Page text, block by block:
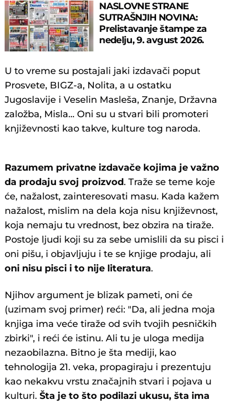
NASLOVNE STRANE
SUTRAŠNJIH NOVINA:
Prelistavanje štampe za
nedelju, 9. avgust 2026.
U to vreme su postajali jaki izdavači poput
Prosvete, BIGZ-a, Nolita, a u ostatku
Jugoslavije i Veselin Masleša, Znanje, Državna
založba, Misla... Oni su u stvari bili promoteri
književnosti kao takve, kulture tog naroda.
Razumem privatne izdavače kojima je važno
da prodaju svoj proizvod. Traže se teme koje
će, nažalost, zainteresovati masu. Kada kažem
nažalost, mislim na dela koja nisu književnost,
koja nemaju tu vrednost, bez obzira na tiraže.
Postoje ljudi koji su za sebe umislili da su pisci i
oni pišu, i objavljuju i te se knjige prodaju, ali
oni nisu pisci i to nije literatura.
Njihov argument je blizak pameti, oni će
(uzimam svoj primer) reći: "Da, ali jedna moja
knjiga ima veće tiraže od svih tvojih pesničkih
zbirki", i reći će istinu. Ali tu je uloga medija
nezaobilazna. Bitno je šta mediji, kao
tehnologija 21. veka, propagiraju i prezentuju
kao nekakvu vrstu značajnih stvari i pojava u
kulturi.Šta je to što podilazi ukusu, šta ima